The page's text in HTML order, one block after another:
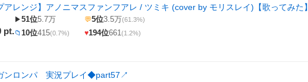
アレンジ】アノニマスファンフアレ / ツミキ (cover by モリスレイ)【歌ってみた】
pt.
▶51位5.7万 💬5位3.5万(61.3%)
📁 10位415(0.7%) ♥194位661(1.2%)
ンロンパ 実況プレイ◆part57↗